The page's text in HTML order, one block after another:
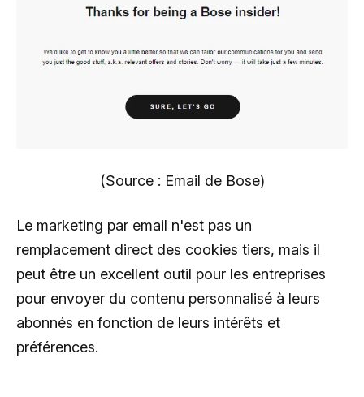
(Source : Email de Bose)
Le marketing par email n'est pas un
remplacement direct des cookies tiers, mais il
peut être un excellent outil pour les entreprises
pour envoyer du contenu personnalisé à leurs
abonnés en fonction de leurs intérêts et
préférences.